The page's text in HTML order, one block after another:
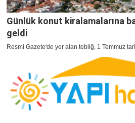
Günlük konut kiralamalarına
geldi
Resmi Gazete'de yer alan tebliğ, 1 Temmuz